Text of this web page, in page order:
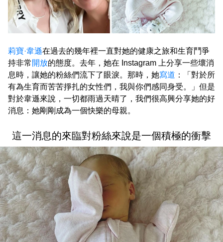
莉寶·韋遜在過去的幾年裡一直對她的健康之旅和生育鬥爭
持非常 開放的態度。去年，她在 Instagram 上分享一些壞消
息時，讓她的粉絲們流下了眼淚。那時，她寫道 ：「對於所
有為生育而苦苦掙扎的女性們，我與你們感同身受。」但是
對於韋遜來說，一切都雨過天晴了，我們很高興分享她的好
消息：她剛剛成為一個快樂的母親。
這一消息的來臨對粉絲來說是一個積極的衝擊